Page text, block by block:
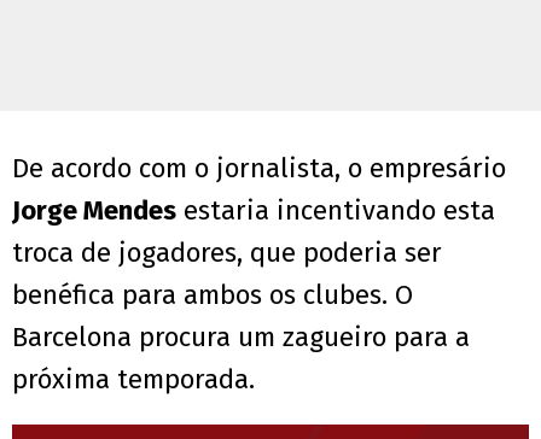
De acordo com o jornalista, o empresário
Jorge Mendes estaria incentivando esta
troca de jogadores, que poderia ser
benéfica para ambos os clubes. O
Barcelona procura um zagueiro para a
próxima temporada.